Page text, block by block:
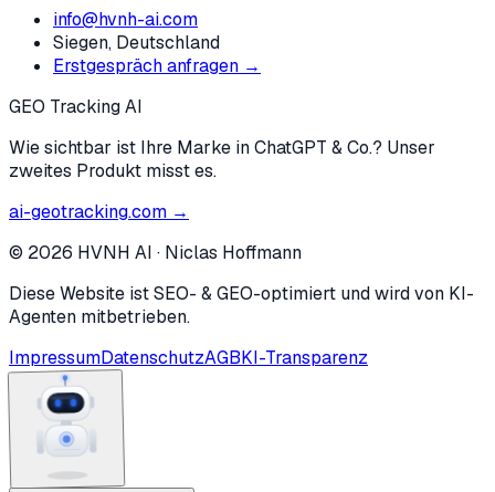
info@hvnh-ai.com
Siegen, Deutschland
Erstgespräch anfragen →
GEO Tracking AI
Wie sichtbar ist Ihre Marke in ChatGPT & Co.? Unser
zweites Produkt misst es.
ai-geotracking.com →
© 2026 HVNH AI · Niclas Hoffmann
Diese Website ist SEO- & GEO-optimiert und wird von KI-
Agenten mitbetrieben.
ImpressumDatenschutzAGBKI-Transparenz